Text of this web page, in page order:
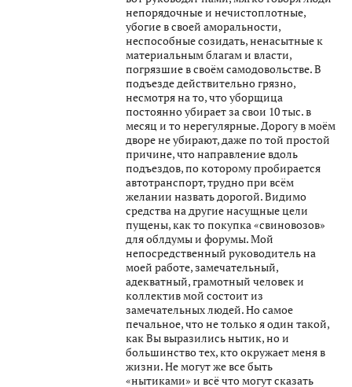
непорядочные и нечистоплотные,
убогие в своей аморальности,
неспособные созидать, ненасытные к
материальным благам и власти,
погрязшие в своём самодовольстве. В
подъезде действительно грязно,
несмотря на то, что уборщица
постоянно убирает за свои 10 тыс. в
месяц и то нерегулярные. Дорогу в моём
дворе не убирают, даже по той простой
причине, что направление вдоль
подъездов, по которому пробирается
автотранспорт, трудно при всём
желании назвать дорогой. Видимо
средства на другие насущные цели
пущены, как то покупка «свиновозов»
для облдумы и форумы. Мой
непосредственный руководитель на
моей работе, замечательный,
адекватный, грамотный человек и
коллектив мой состоит из
замечательных людей. Но самое
печальное, что не только я один такой,
как Вы выразились нытик, но и
большинство тех, кто окружает меня в
жизни. Не могут же все быть
«нытиками» и всё что могут сказать